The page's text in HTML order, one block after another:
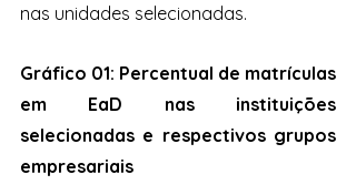
nas unidades selecionadas.
Gráfico 01: Percentual de matrículas
em EaD nas instituições
selecionadas e respectivos grupos
empresariais